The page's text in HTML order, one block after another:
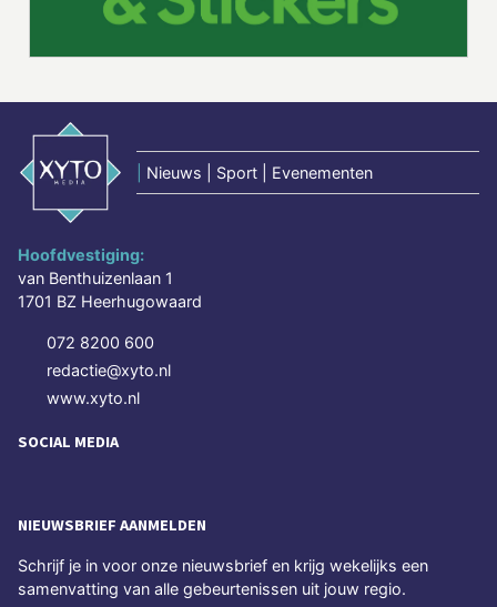
Nieuws | Sport | Evenementen
Hoofdvestiging:
van Benthuizenlaan 1
1701 BZ Heerhugowaard
072 8200 600
redactie@xyto.nl
www.xyto.nl
SOCIAL MEDIA
NIEUWSBRIEF AANMELDEN
Schrijf je in voor onze nieuwsbrief en krijg wekelijks een
samenvatting van alle gebeurtenissen uit jouw regio.